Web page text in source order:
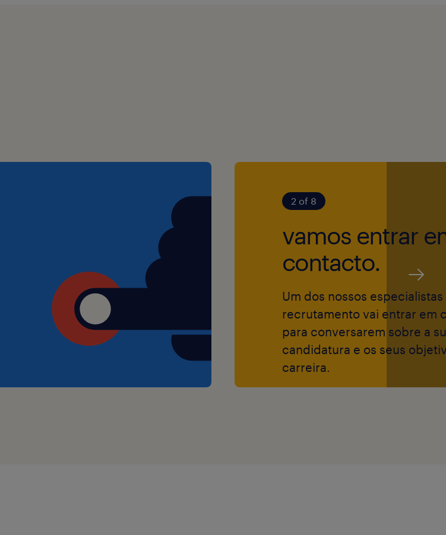
Contencioso civil e societário nas referidas
2 of 8
vamos entrar
contacto.
Um dos nossos
recrutamento vai entrar em
para conversarem sobre a
candidatura e os seus
carreira.